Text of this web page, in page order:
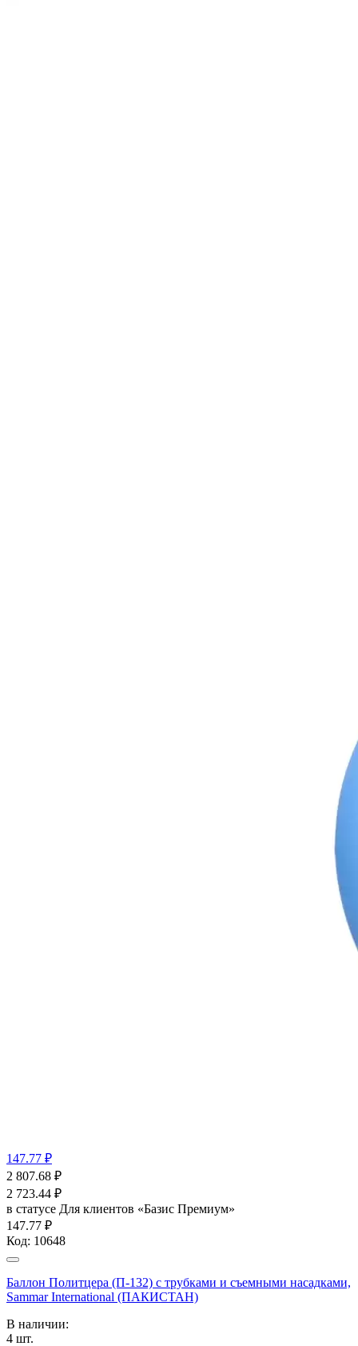
147.77 ₽
2 807.68 ₽
2 723.44 ₽
в статусе Для клиентов «Базис Премиум»
147.77 ₽
Код: 10648
Баллон Политцера (П-132) с трубками и съемными насадками,
Sammar International (ПАКИСТАН)
В наличии:
4 шт.